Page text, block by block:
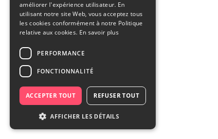
améliorer l'expérience utilisateur. En
utilisant notre site Web, vous acceptez tous
les cookies conformément à notre Politique
relative aux cookies. En savoir plus
PERFORMANCE
FONCTIONNALITÉ
ACCEPTER TOUT REFUSER TOUT
AFFICHER LES DÉTAILS